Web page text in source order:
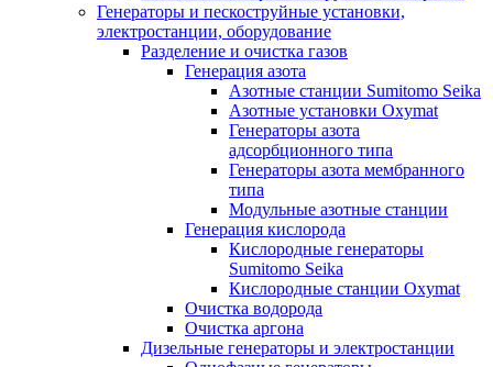
Генераторы и пескоструйные установки,
электростанции, оборудование
Разделение и очистка газов
Генерация азота
Азотные станции Sumitomo Seika
Азотные установки Oxymat
Генераторы азота
адсорбционного типа
Генераторы азота мембранного
типа
Модульные азотные станции
Генерация кислорода
Кислородные генераторы
Sumitomo Seika
Кислородные станции Oxymat
Очистка водорода
Очистка аргона
Дизельные генераторы и электростанции